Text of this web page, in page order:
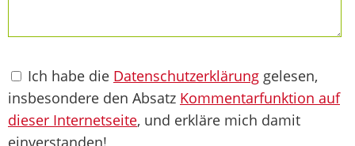
Ich habe die Datenschutzerklärung gelesen,
insbesondere den Absatz Kommentarfunktion auf
dieser Internetseite, und erkläre mich damit
einverstanden!